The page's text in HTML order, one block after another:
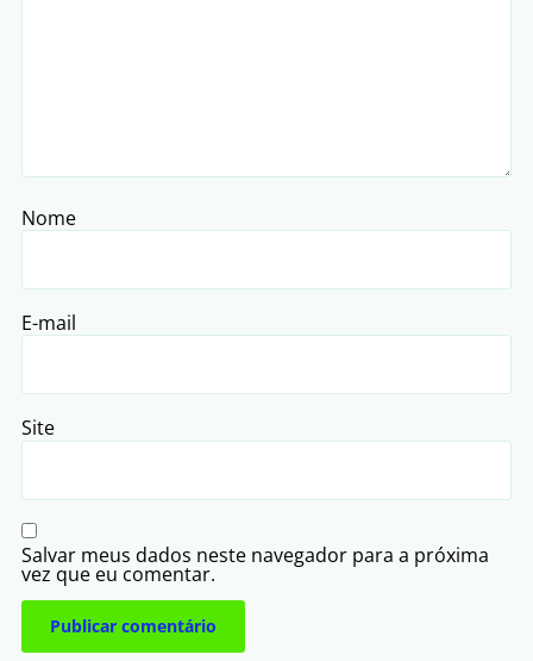
Nome
E-mail
Site
Salvar meus dados neste navegador para a próxima
vez que eu comentar.